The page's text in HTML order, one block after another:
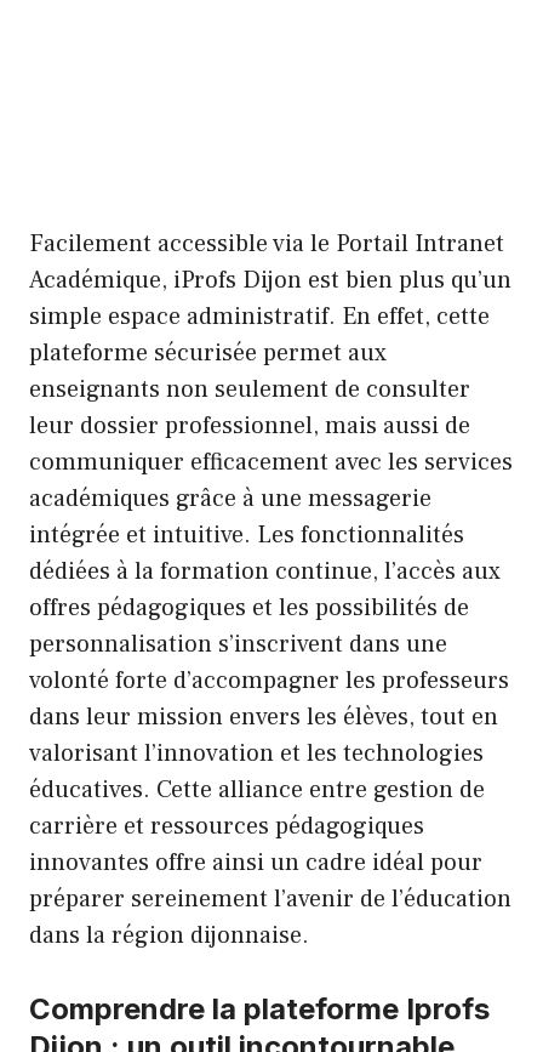
Facilement accessible via le Portail Intranet
Académique, iProfs Dijon est bien plus qu’un
simple espace administratif. En effet, cette
plateforme sécurisée permet aux
enseignants non seulement de consulter
leur dossier professionnel, mais aussi de
communiquer efficacement avec les services
académiques grâce à une messagerie
intégrée et intuitive. Les fonctionnalités
dédiées à la formation continue, l’accès aux
offres pédagogiques et les possibilités de
personnalisation s’inscrivent dans une
volonté forte d’accompagner les professeurs
dans leur mission envers les élèves, tout en
valorisant l’innovation et les technologies
éducatives. Cette alliance entre gestion de
carrière et ressources pédagogiques
innovantes offre ainsi un cadre idéal pour
préparer sereinement l’avenir de l’éducation
dans la région dijonnaise.
Comprendre la plateforme Iprofs